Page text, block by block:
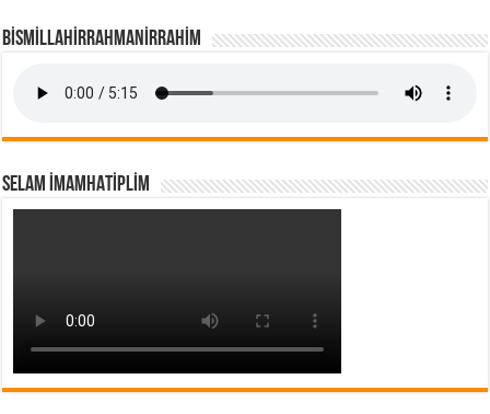
BİSMİLLAHİRRAHMANİRRAHİM
SELAM İMAMHATİPLİM